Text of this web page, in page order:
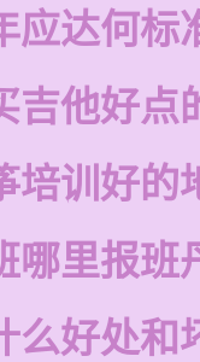
应达何标
吉他好点
培训好的
哪里报班
么好处和